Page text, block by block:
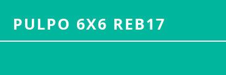
PULPO 6X6 REB17